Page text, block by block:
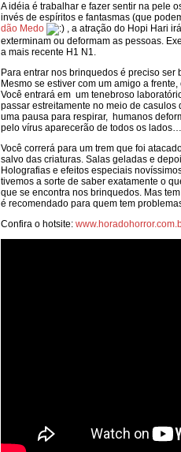
A idéia é trabalhar e fazer sentir na pele
invés de espíritos e fantasmas (que
dão Medo
, a atração do Hopi Hari
exterminam ou deformam as pessoas.
a mais recente H1 N1.
Para entrar nos brinquedos é preciso
Mesmo se estiver com um amigo a
Você entrará em um tenebroso
passar estreitamente no meio de casulos
uma pausa para respirar, humanos
pelo vírus aparecerão de todos os
Você correrá para um trem que foi
salvo das criaturas. Salas geladas e
Holografias e efeitos especiais
tivemos a sorte de saber exatamente o
que se encontra nos brinquedos. Mas
é recomendado para quem tem
Confira o hotsite: